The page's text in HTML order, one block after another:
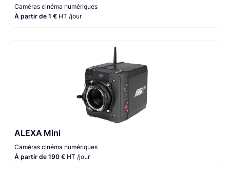
Caméras cinéma numériques
À partir de 1 € HT /jour
ALEXA Mini
Caméras cinéma numériques
À partir de 190 € HT /jour